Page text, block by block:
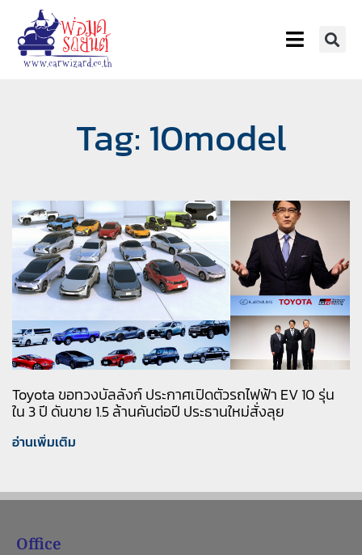
Tag: 10model
Toyota ขอทวงบัลลังก์ ประกาศเปิดตัวรถไฟฟ้า EV 10 รุ่น
ใน 3 ปี ดันขาย 1.5 ล้านคันต่อปี ประธานใหม่สั่งลุย
อ่านเพิ่มเติม
Office